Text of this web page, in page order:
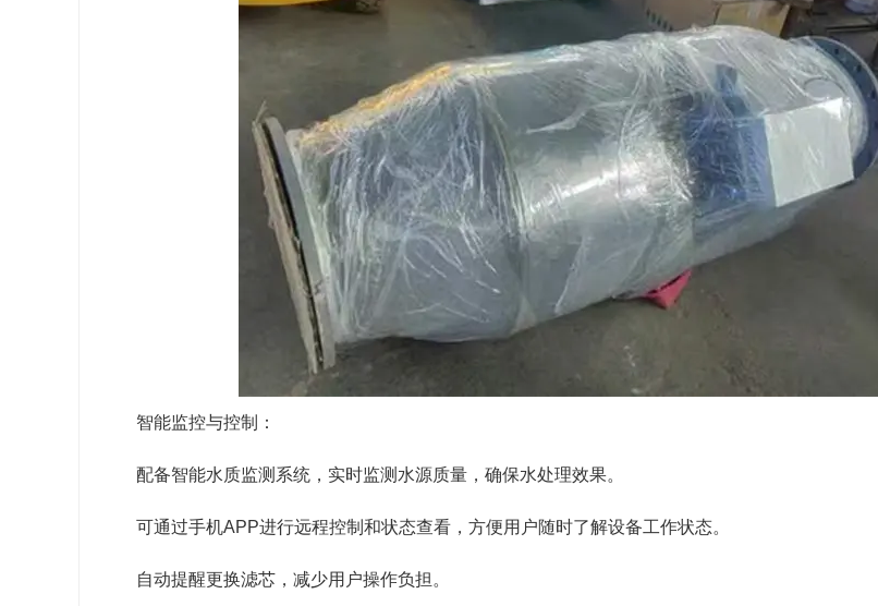
智能监控与控制：
配备智能水质监测系统，实时监测水源质量，确保水处理效果。
可通过手机APP进行远程控制和状态查看，方便用户随时了解设备工作状态。
自动提醒更换滤芯，减少用户操作负担。